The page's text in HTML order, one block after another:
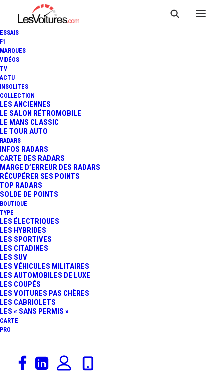
ESSAIS
F1
MARQUES
VIDÉOS
TV
ACTU
INSOLITES
COLLECTION
LES ANCIENNES
LE SALON RÉTROMOBILE
LE MANS CLASSIC
LE TOUR AUTO
RADARS
INFOS RADARS
CARTE DES RADARS
MARGE D’ERREUR DES RADARS
RÉCUPÉRER SES POINTS
TOP RADARS
SOLDE DE POINTS
BOUTIQUE
TYPE
LES ÉLECTRIQUES
LES HYBRIDES
LES SPORTIVES
LES CITADINES
LES SUV
LES VÉHICULES MILITAIRES
LES AUTOMOBILES DE LUXE
LES COUPÉS
LES VOITURES PAS CHÈRES
LES CABRIOLETS
LES « SANS PERMIS »
CARTE
PRO
VERSTAPPEN HUMILIE LA
SCUDERIA FERRARI
13 Minutes
Sut le circuit Hungaroring surnommé
le « tourniquet hongrois », Max